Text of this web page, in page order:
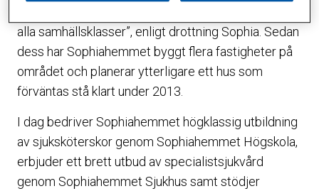
alla samhällsklasser”, enligt drottning Sophia. Sedan
dess har Sophiahemmet byggt flera fastigheter på
området och planerar ytterligare ett hus som
förväntas stå klart under 2013.
I dag bedriver Sophiahemmet högklassig utbildning
av sjuksköterskor genom Sophiahemmet Högskola,
erbjuder ett brett utbud av specialistsjukvård
genom Sophiahemmet Sjukhus samt stödjer